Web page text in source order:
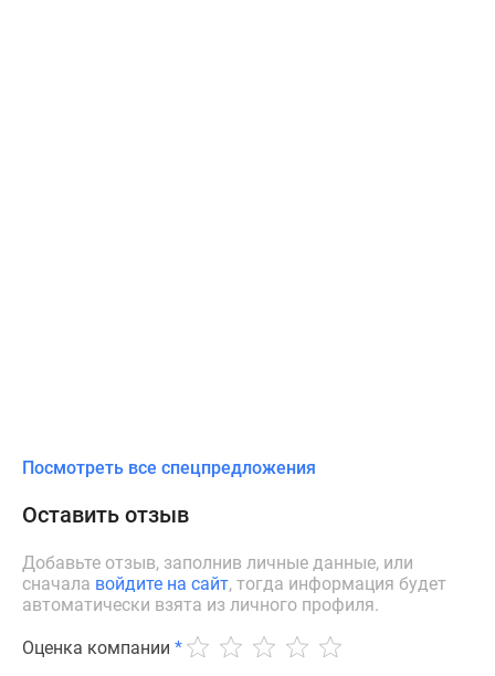
Посмотреть все спецпредложения
Оставить отзыв
Добавьте отзыв, заполнив личные данные, или
сначала войдите на сайт, тогда информация будет
автоматически взята из личного профиля.
Оценка компании *